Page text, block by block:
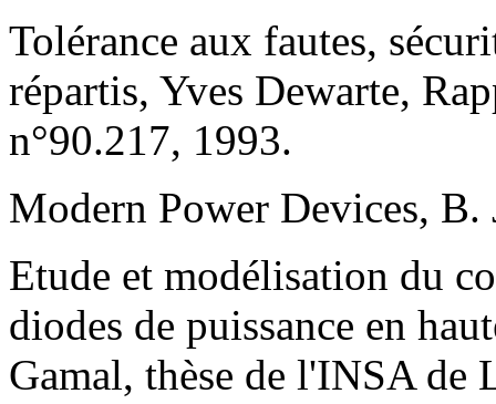
Tolérance aux fautes,
répartis, Yves Dewarte,
n°90.217, 1993.
Modern Power Devices,
Etude et modélisation du
diodes de puissance en
Gamal, thèse de l'INSA de